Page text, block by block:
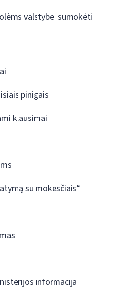
valstybei sumokėti
pinigais
klausimai
su mokesčiais“
informacija